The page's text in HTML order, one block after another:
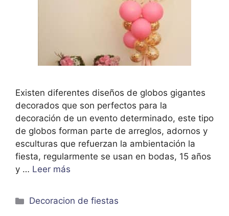
Existen diferentes diseños de globos gigantes
decorados que son perfectos para la
decoración de un evento determinado, este tipo
de globos forman parte de arreglos, adornos y
esculturas que refuerzan la ambientación la
fiesta, regularmente se usan en bodas, 15 años
y … Leer más
Categorías
Decoracion de fiestas